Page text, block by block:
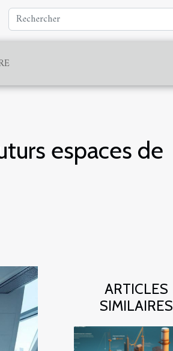
espaces de
ARTICLES
SIMILAIRES